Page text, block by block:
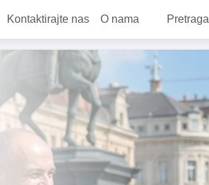
Kontaktirajte nas O nama Pretraga